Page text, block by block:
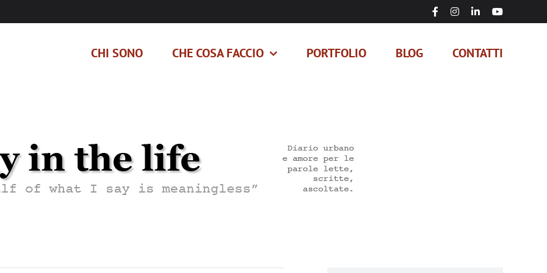
FacebookInstagram
LinkedInYouTube
CHI SONO CHE COSA FACCIO PORTFOLIO BLOG CONTATTI